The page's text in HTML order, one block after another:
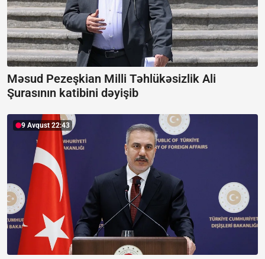
Məsud Pezeşkian Milli Təhlükəsizlik Ali
Şurasının katibini dəyişib
9 Avqust 22:43